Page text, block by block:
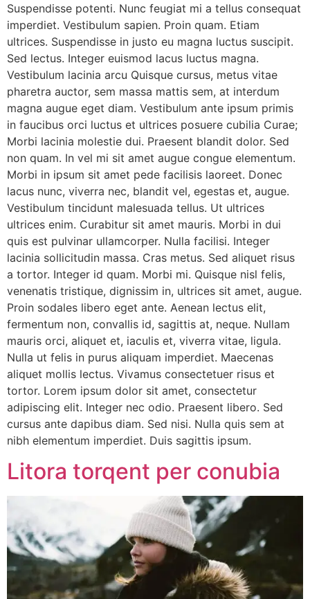
Suspendisse potenti. Nunc feugiat mi a tellus consequat
imperdiet. Vestibulum sapien. Proin quam. Etiam
ultrices. Suspendisse in justo eu magna luctus suscipit.
Sed lectus. Integer euismod lacus luctus magna.
Vestibulum lacinia arcu Quisque cursus, metus vitae
pharetra auctor, sem massa mattis sem, at interdum
magna augue eget diam. Vestibulum ante ipsum primis
in faucibus orci luctus et ultrices posuere cubilia Curae;
Morbi lacinia molestie dui. Praesent blandit dolor. Sed
non quam. In vel mi sit amet augue congue elementum.
Morbi in ipsum sit amet pede facilisis laoreet. Donec
lacus nunc, viverra nec, blandit vel, egestas et, augue.
Vestibulum tincidunt malesuada tellus. Ut ultrices
ultrices enim. Curabitur sit amet mauris. Morbi in dui
quis est pulvinar ullamcorper. Nulla facilisi. Integer
lacinia sollicitudin massa. Cras metus. Sed aliquet risus
a tortor. Integer id quam. Morbi mi. Quisque nisl felis,
venenatis tristique, dignissim in, ultrices sit amet, augue.
Proin sodales libero eget ante. Aenean lectus elit,
fermentum non, convallis id, sagittis at, neque. Nullam
mauris orci, aliquet et, iaculis et, viverra vitae, ligula.
Nulla ut felis in purus aliquam imperdiet. Maecenas
aliquet mollis lectus. Vivamus consectetuer risus et
tortor. Lorem ipsum dolor sit amet, consectetur
adipiscing elit. Integer nec odio. Praesent libero. Sed
cursus ante dapibus diam. Sed nisi. Nulla quis sem at
nibh elementum imperdiet. Duis sagittis ipsum.
Litora torqent per conubia